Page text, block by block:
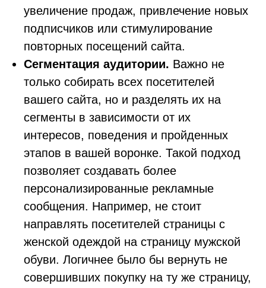
увеличение продаж, привлечение новых
подписчиков или стимулирование
повторных посещений сайта.
Сегментация аудитории. Важно не
только собирать всех посетителей
вашего сайта, но и разделять их на
сегменты в зависимости от их
интересов, поведения и пройденных
этапов в вашей воронке. Такой подход
позволяет создавать более
персонализированные рекламные
сообщения. Например, не стоит
направлять посетителей страницы с
женской одеждой на страницу мужской
обуви. Логичнее было бы вернуть не
совершивших покупку на ту же страницу,